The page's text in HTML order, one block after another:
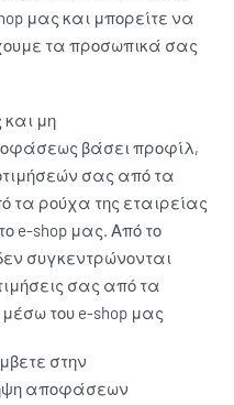
μας και μπορείτε να
τα προσωπικά σας
και μη
βάσει προφίλ,
σας από τα
τα ρούχα της εταιρείας
e-shop μας. Από το
συγκεντρώνονται
σας από τα
του e-shop μας
στην
αποφάσεων